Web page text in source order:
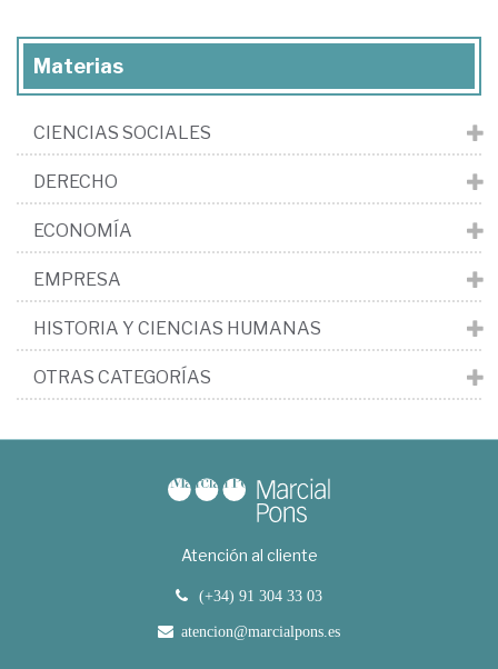
Materias
CIENCIAS SOCIALES
DERECHO
ECONOMÍA
EMPRESA
HISTORIA Y CIENCIAS HUMANAS
OTRAS CATEGORÍAS
Atención al cliente
(+34) 91 304 33 03
atencion@marcialpons.es